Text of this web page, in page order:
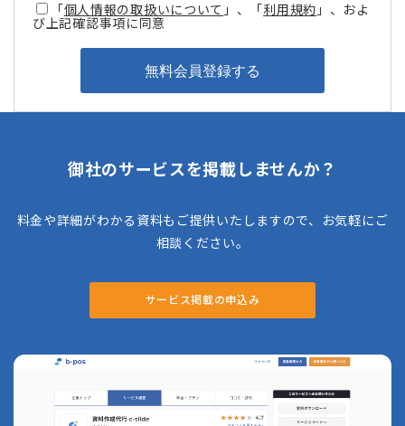
「個人情報の取扱いについて 」、「利用規約 」、およ
び上記確認事項に同意
御社のサービスを掲載しませんか？
料金や詳細がわかる資料もご提供いたしますので、お気軽にご
相談ください。
サービス掲載の申込み